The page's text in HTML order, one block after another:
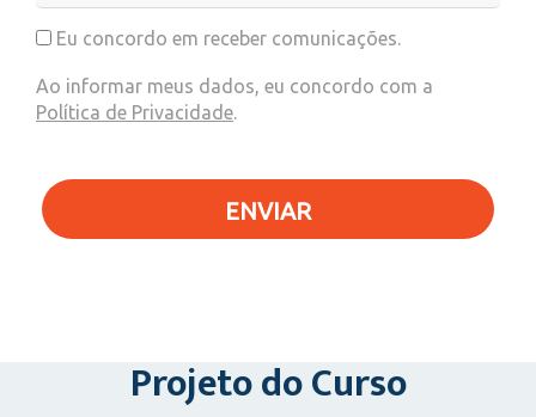
Eu concordo em receber comunicações.
Ao informar meus dados, eu concordo com a
Política de Privacidade.
ENVIAR
Projeto do Curso